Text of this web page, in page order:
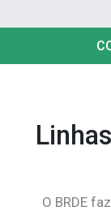
O BRDE